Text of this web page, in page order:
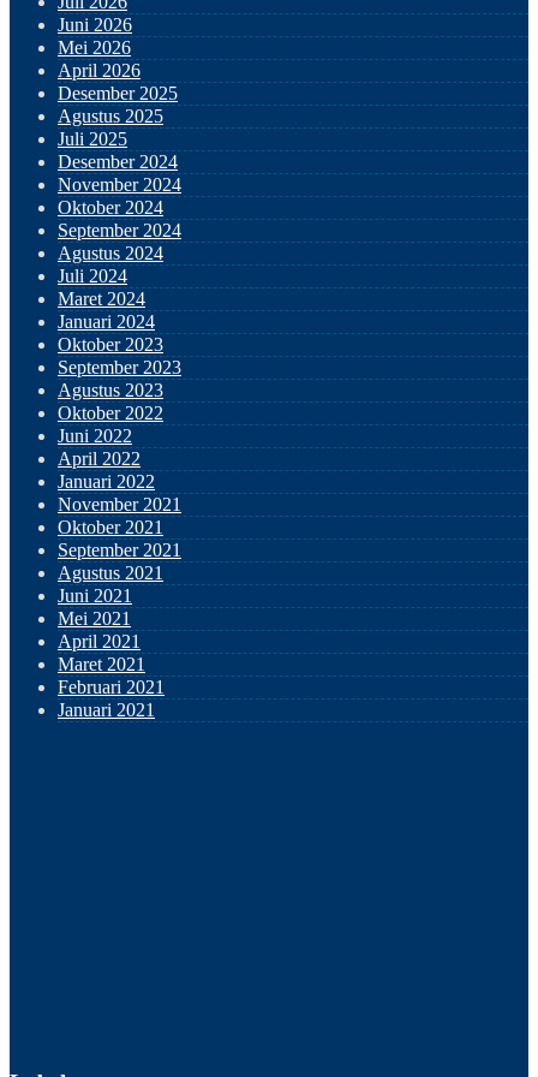
Juni 2026
Mei 2026
April 2026
Desember 2025
Agustus 2025
Juli 2025
Desember 2024
November 2024
Oktober 2024
September 2024
Agustus 2024
Juli 2024
Maret 2024
Januari 2024
Oktober 2023
September 2023
Agustus 2023
Oktober 2022
Juni 2022
April 2022
Januari 2022
November 2021
Oktober 2021
September 2021
Agustus 2021
Juni 2021
Mei 2021
April 2021
Maret 2021
Februari 2021
Januari 2021